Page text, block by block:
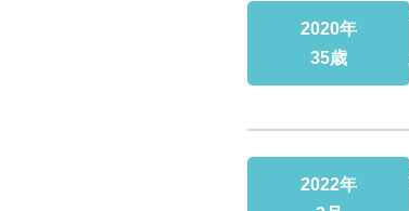
2020年
35歳
2022年